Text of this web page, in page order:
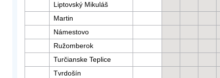
Liptovský Mikuláš
Martin
Námestovo
Ružomberok
Turčianske Teplice
Tvrdošín